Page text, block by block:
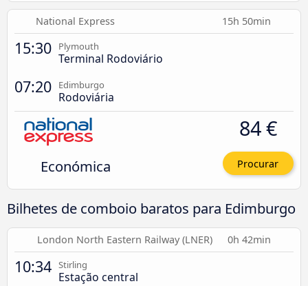
National Express 15h 50min
15:30 Plymouth
Terminal Rodoviário
07:20 Edimburgo
Rodoviária
Económica
84 €
Procurar
Bilhetes de comboio baratos para Edimburgo
London North Eastern Railway (LNER) 0h 42min
10:34 Stirling
Estação central